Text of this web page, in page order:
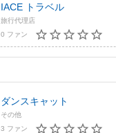
IACE トラベル
旅行代理店
0 ファン
ダンスキャット
その他
3 ファン